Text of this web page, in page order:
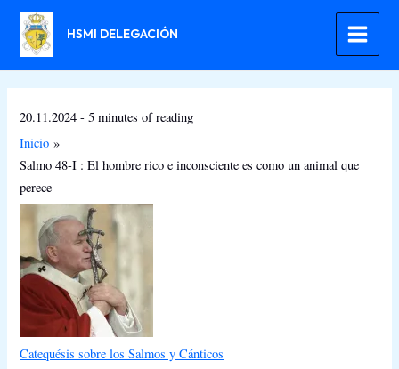
contenido
HSMI DELEGACIÓN
20.11.2024-5 minutes of reading
Inicio
Salmo 48-I : El hombre rico e inconsciente es como un animal que
perece
Catequésis sobre los Salmos y Cánticos